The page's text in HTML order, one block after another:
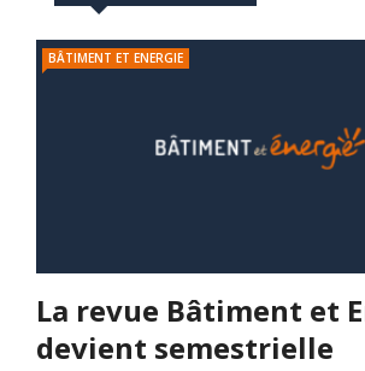
BÂTIMENT ET ENERGIE
La revue Bâtiment et
devient semestrielle